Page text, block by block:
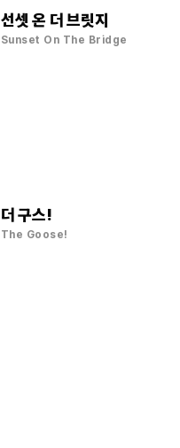
선셋 온 더 브릿지
Sunset On The Bridge
더 구스!
The Goose!